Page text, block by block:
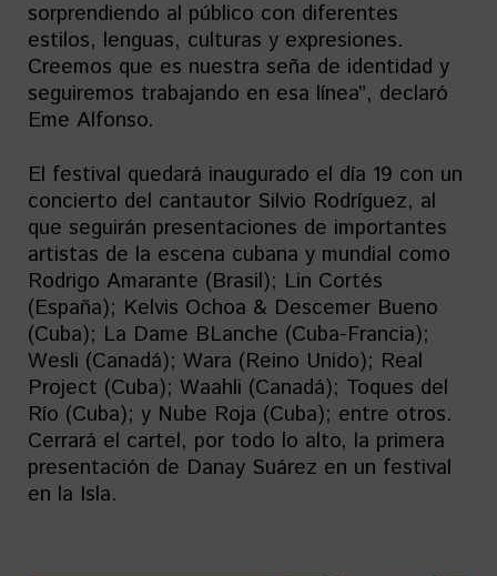
sorprendiendo al público con diferentes
estilos, lenguas, culturas y expresiones.
Creemos que es nuestra seña de identidad y
seguiremos trabajando en esa línea”, declaró
Eme Alfonso.
El festival quedará inaugurado el día 19 con un
concierto del cantautor Silvio Rodríguez, al
que seguirán presentaciones de importantes
artistas de la escena cubana y mundial como
Rodrigo Amarante (Brasil); Lin Cortés
(España); Kelvis Ochoa & Descemer Bueno
(Cuba); La Dame BLanche (Cuba-Francia);
Wesli (Canadá); Wara (Reino Unido); Real
Project (Cuba); Waahli (Canadá); Toques del
Río (Cuba); y Nube Roja (Cuba); entre otros.
Cerrará el cartel, por todo lo alto, la primera
presentación de Danay Suárez en un festival
en la Isla.